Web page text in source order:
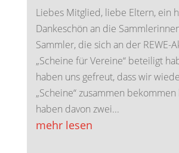
Liebes Mitglied, liebe Eltern, ein
Dankeschön an die
Sammler, die sich an der REWE-
„Scheine für Vereine“ beteiligt
haben uns gefreut, dass wir
„Scheine“ zusammen
haben davon zwei...
mehr lesen